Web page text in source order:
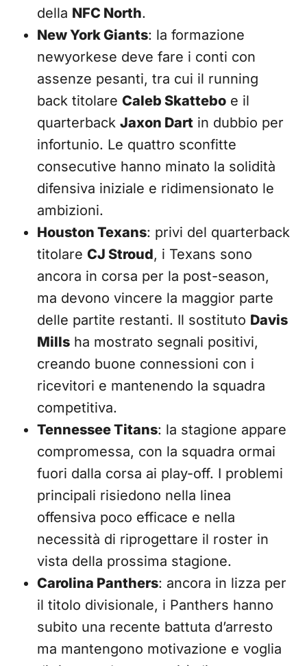
della NFC North.
New York Giants: la formazione
newyorkese deve fare i conti con
assenze pesanti, tra cui il running
back titolare Caleb Skattebo e il
quarterback Jaxon Dart in dubbio per
infortunio. Le quattro sconfitte
consecutive hanno minato la solidità
difensiva iniziale e ridimensionato le
ambizioni.
Houston Texans: privi del quarterback
titolare CJ Stroud, i Texans sono
ancora in corsa per la post-season,
ma devono vincere la maggior parte
delle partite restanti. Il sostituto Davis
Mills ha mostrato segnali positivi,
creando buone connessioni con i
ricevitori e mantenendo la squadra
competitiva.
Tennessee Titans: la stagione appare
compromessa, con la squadra ormai
fuori dalla corsa ai play-off. I problemi
principali risiedono nella linea
offensiva poco efficace e nella
necessità di riprogettare il roster in
vista della prossima stagione.
Carolina Panthers: ancora in lizza per
il titolo divisionale, i Panthers hanno
subito una recente battuta d’arresto
ma mantengono motivazione e voglia